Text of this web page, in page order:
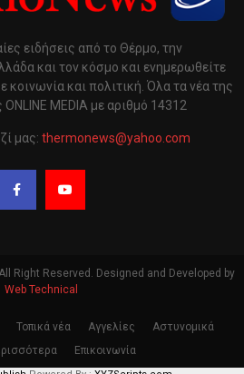
ειδήσεις από το Θέρμο, την
και τον κόσμο και ενημερωθείτε
κοινωνία και πολιτική. Όλα τα νέα της
MEDIA με αριθμό 14312
μας: thermonews@yahoo.com
Right Reserved. Designed and Developed by
Web Technical
Τοπικά νέα Αγγελίες
Αστυνομικά
Επικοινωνία